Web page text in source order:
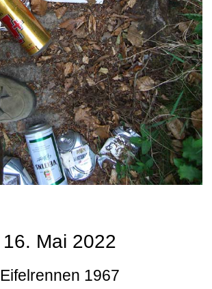
16. Mai 2022
Eifelrennen 1967